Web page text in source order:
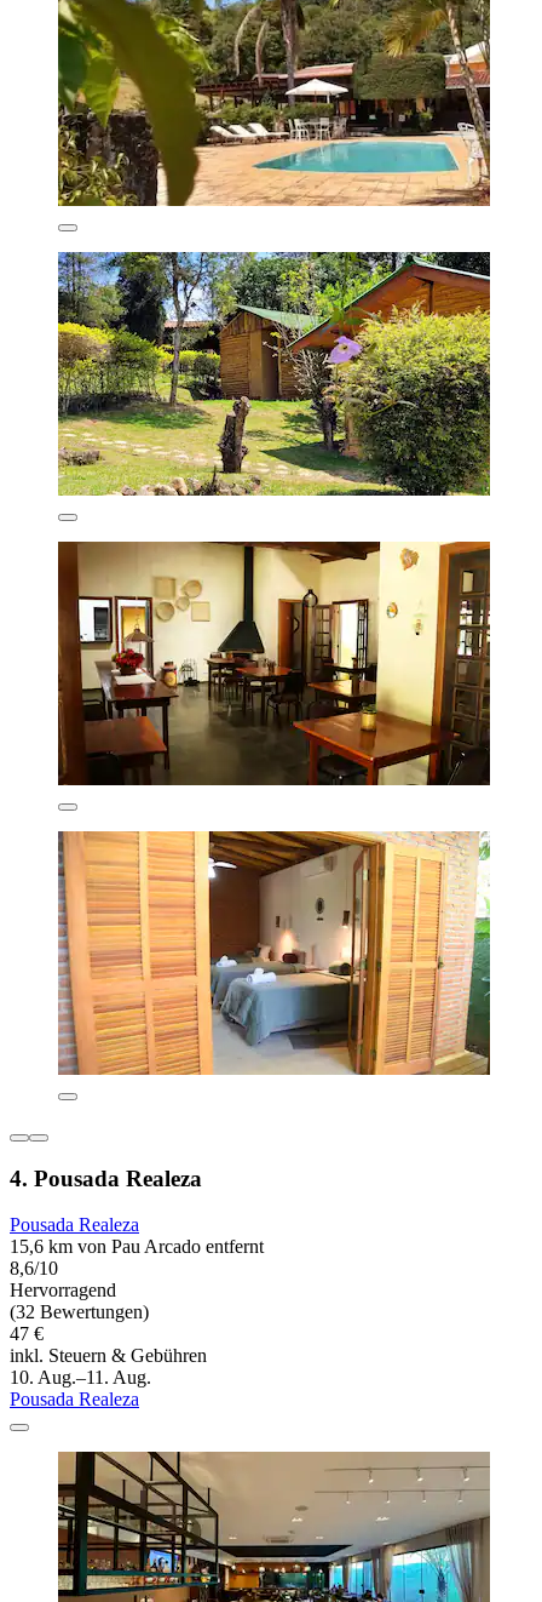
4. Pousada Realeza
Pousada Realeza
15,6 km von Pau Arcado entfernt
8,6/10
Hervorragend
(32 Bewertungen)
47 €
inkl. Steuern & Gebühren
10. Aug.–11. Aug.
Pousada Realeza